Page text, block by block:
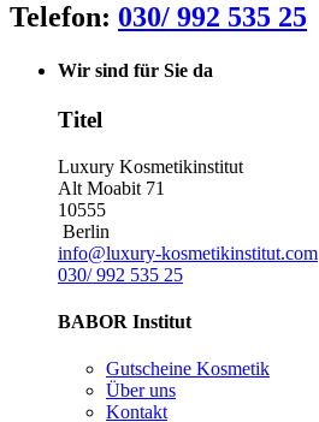
Telefon: 030/ 992 535 25
Wir sind für Sie da
Titel
Luxury Kosmetikinstitut
Alt Moabit 71
10555
Berlin
info@luxury-kosmetikinstitut.com
030/ 992 535 25
BABOR Institut
Gutscheine Kosmetik
Über uns
Kontakt